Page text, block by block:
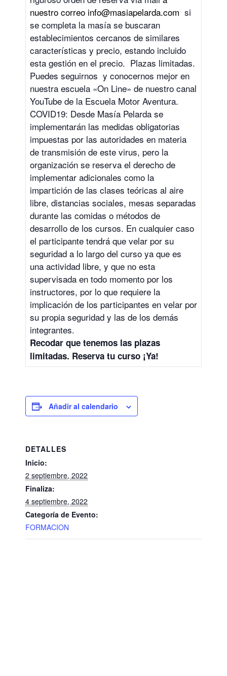
nuestro correo info@masiapelarda.com si
se completa la masía se buscaran
establecimientos cercanos de similares
características y precio, estando incluido
esta gestión en el precio. Plazas limitadas.
Puedes seguirnos y conocernos mejor en
nuestra escuela «On Line» de nuestro canal
YouTube de la Escuela Motor Aventura.
COVID19: Desde Masía Pelarda se
implementarán las medidas obligatorias
impuestas por las autoridades en materia
de transmisión de este virus, pero la
organización se reserva el derecho de
implementar adicionales como la
impartición de las clases teóricas al aire
libre, distancias sociales, mesas separadas
durante las comidas o métodos de
desarrollo de los cursos. En cualquier caso
el participante tendrá que velar por su
seguridad a lo largo del curso ya que es
una actividad libre, y que no esta
supervisada en todo momento por los
instructores, por lo que requiere la
implicación de los participantes en velar por
su propia seguridad y las de los demás
integrantes.
Recodar que tenemos las plazas
limitadas. Reserva tu curso ¡Ya!
Añadir al calendario
DETALLES
Inicio:
2 septiembre, 2022
Finaliza:
4 septiembre, 2022
Categoría de Evento:
FORMACION